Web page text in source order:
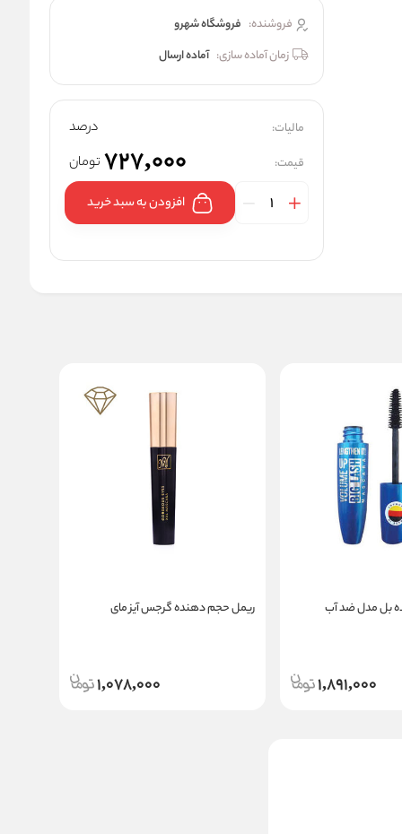
فروشنده: فروشگاه شهرو
زمان آماده سازی: آماده ارسال
مالیات: درصد
قیمت: 727,000 تومان
افزودن به سبد خرید
بل مدل ضد آب
1,891,000
ریمل حجم دهنده گرجس آیز مای
1,078,000